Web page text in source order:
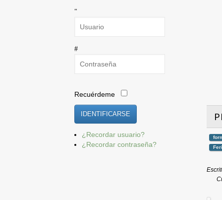
Recuérdeme
IDENTIFICARSE
¿Recordar usuario?
¿Recordar contraseña?